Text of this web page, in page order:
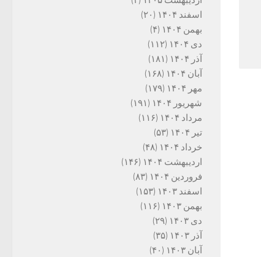
اسفند ۱۴۰۴
(۲۰)
بهمن ۱۴۰۴
(۴)
دی ۱۴۰۴
(۱۱۲)
آذر ۱۴۰۴
(۱۸۱)
آبان ۱۴۰۴
(۱۶۸)
مهر ۱۴۰۴
(۱۷۹)
شهریور ۱۴۰۴
(۱۹۱)
مرداد ۱۴۰۴
(۱۱۶)
تیر ۱۴۰۴
(۵۳)
خرداد ۱۴۰۴
(۴۸)
اردیبهشت ۱۴۰۴
(۱۴۶)
فروردین ۱۴۰۴
(۸۳)
اسفند ۱۴۰۳
(۱۵۳)
بهمن ۱۴۰۳
(۱۱۶)
دی ۱۴۰۳
(۲۹)
آذر ۱۴۰۳
(۳۵)
آبان ۱۴۰۳
(۴۰)